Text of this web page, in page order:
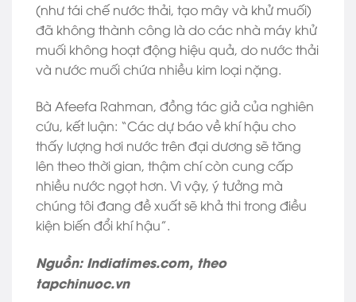
(như tái chế nước thải, tạo mây và khử muối)
đã không thành công là do các nhà máy khử
muối không hoạt động hiệu quả, do nước thải
và nước muối chứa nhiều kim loại nặng.
Bà Afeefa Rahman, đồng tác giả của nghiên
cứu, kết luận: “Các dự báo về khí hậu cho
thấy lượng hơi nước trên đại dương sẽ tăng
lên theo thời gian, thậm chí còn cung cấp
nhiều nước ngọt hơn. Vì vậy, ý tưởng mà
chúng tôi đang đề xuất sẽ khả thi trong điều
kiện biến đổi khí hậu”.
Nguồn: Indiatimes.com, theo
tapchinuoc.vn